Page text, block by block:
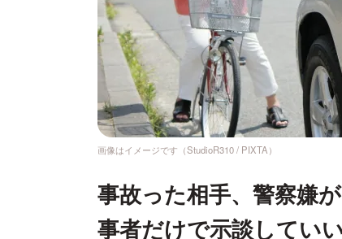
画像はイメージです（StudioR310 / PIXTA）
事故った相手、警察嫌
事者だけで示談してい